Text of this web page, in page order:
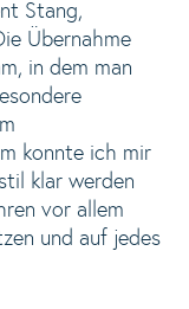
Stang,
Übernahme
in dem man
konnte ich mir
klar werden
vor allem
und auf jedes